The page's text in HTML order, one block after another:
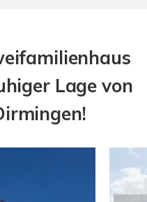
Lage von